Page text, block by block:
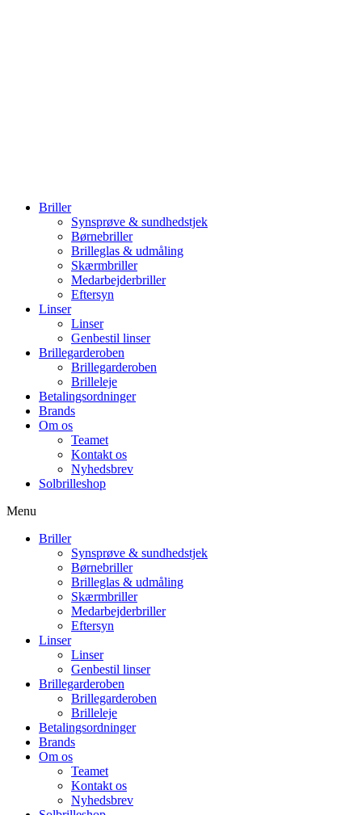
Briller
Synsprøve & sundhedstjek
Børnebriller
Brilleglas & udmåling
Skærmbriller
Medarbejderbriller
Eftersyn
Linser
Linser
Genbestil linser
Brillegarderoben
Brillegarderoben
Brilleleje
Betalingsordninger
Brands
Om os
Teamet
Kontakt os
Nyhedsbrev
Solbrilleshop
Menu
Briller
Synsprøve & sundhedstjek
Børnebriller
Brilleglas & udmåling
Skærmbriller
Medarbejderbriller
Eftersyn
Linser
Linser
Genbestil linser
Brillegarderoben
Brillegarderoben
Brilleleje
Betalingsordninger
Brands
Om os
Teamet
Kontakt os
Nyhedsbrev